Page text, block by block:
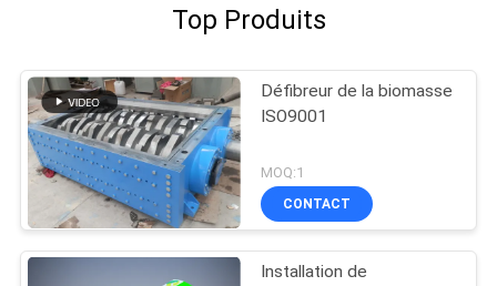
Top Produits
Défibreur de la biomasse
ISO9001
MOQ:1
CONTACT
Installation de